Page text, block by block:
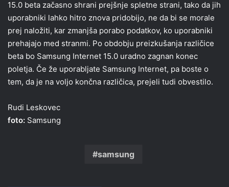
15.0 beta začasno shrani prejšnje spletne strani, tako da jih
uporabniki lahko hitro znova pridobijo, ne da bi se morale
prej naložiti, kar zmanjša porabo podatkov, ko uporabniki
prehajajo med stranmi. Po obdobju preizkušanja različice
beta bo Samsung Internet 15.0 uradno zagnan konec
poletja. Če že uporabljate Samsung Internet, pa boste o
tem, da je na voljo končna različica, prejeli tudi obvestilo.
Rudi Leskovec
foto: Samsung
samsung